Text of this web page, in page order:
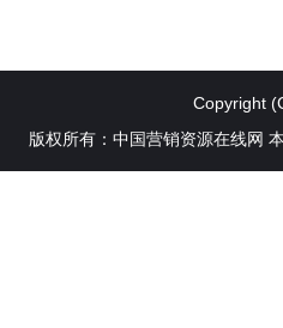
Copyright
版权所有：中国营销资源在线网